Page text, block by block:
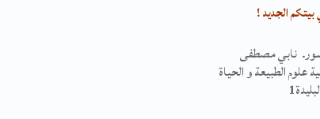
الجديد !
نابي مصطفى
علوم الطبيعة و الحياة
1